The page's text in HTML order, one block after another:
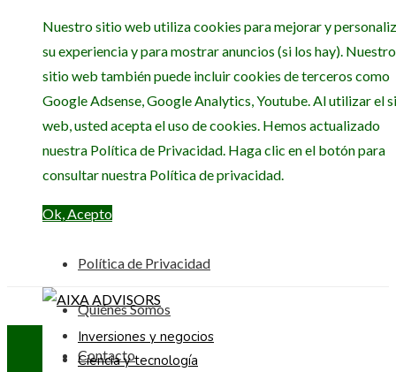
Nuestro sitio web utiliza cookies para mejorar y
su experiencia y para mostrar anuncios (si los hay). Nuestro
sitio web también puede incluir cookies de terceros como
Google Adsense, Google Analytics, Youtube. Al utilizar el
web, usted acepta el uso de cookies. Hemos actualizado
nuestra Política de Privacidad. Haga clic en el botón para
consultar nuestra Política de privacidad.
Ok, Acepto
Política de Privacidad
Quiénes Somos
Contacto
Inversiones y negocios
Ciencia y tecnología